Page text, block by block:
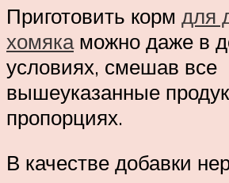
Приготовить корм для
хомякаможно даже в
условиях, смешав все
вышеуказанные
пропорциях.
В качестве добавки